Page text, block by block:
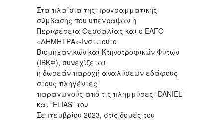
Στα πλαίσια της προγραμματικής
σύμβασης που υπέγραψαν η
Περιφέρεια Θεσσαλίας και ο ΕΛΓΟ
«ΔΗΜΗΤΡΑ»-Ινστιτούτο
Βιομηχανικών και Κτηνοτροφικών Φυτών
(ΙΒΚΦ), συνεχίζεται
η δωρεάν παροχή αναλύσεων εδάφους
στους πληγέντες
παραγωγούς από τις πλημμύρες “DANIEL”
και “ELIAS” του
Σεπτεμβρίου 2023, στις δομές του